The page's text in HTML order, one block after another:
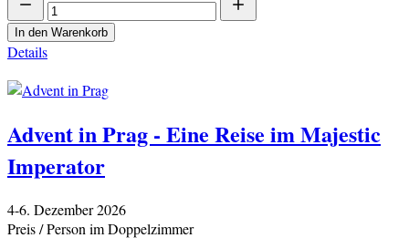
In den Warenkorb
Details
Advent in Prag - Eine Reise im Majestic
Imperator
4-6. Dezember 2026
Preis / Person im Doppelzimmer